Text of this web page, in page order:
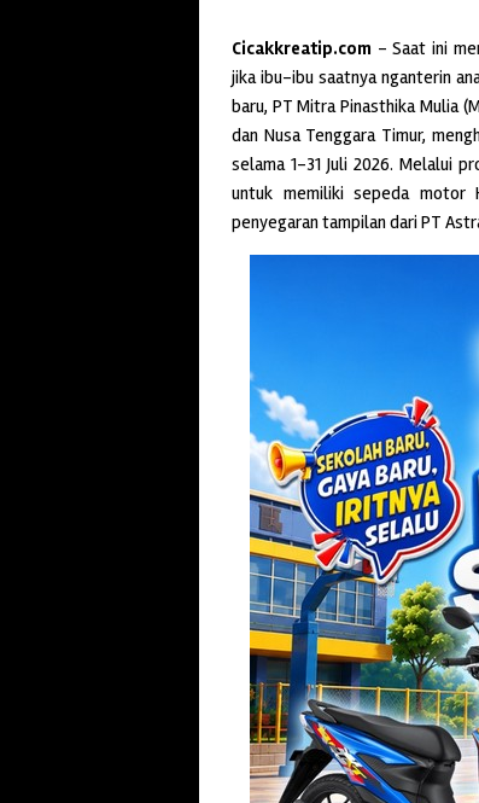
Cicakkreatip.com – Saat ini
jika ibu-ibu saatnya nganterin
baru, PT Mitra Pinasthika Mulia
dan Nusa Tenggara Timur,
selama 1–31 Juli 2026. Melalui
untuk memiliki sepeda motor
penyegaran tampilan dari PT